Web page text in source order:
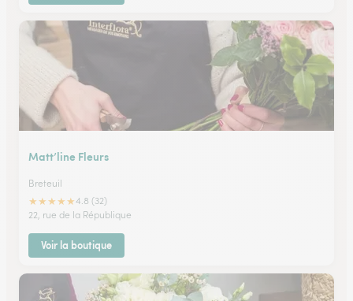
Matt’line Fleurs
Breteuil
★★★★★4.8 (32)
22, rue de la République
Voir la boutique